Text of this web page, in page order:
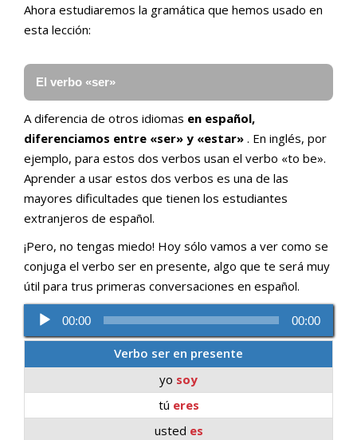
Ahora estudiaremos la gramática que hemos usado en
esta lección:
El verbo «ser»
A diferencia de otros idiomas en español,
diferenciamos entre «ser» y «estar» . En inglés, por
ejemplo, para estos dos verbos usan el verbo «to be».
Aprender a usar estos dos verbos es una de las
mayores dificultades que tienen los estudiantes
extranjeros de español.
¡Pero, no tengas miedo! Hoy sólo vamos a ver como se
conjuga el verbo ser en presente, algo que te será muy
útil para trus primeras conversaciones en español.
00:00 00:00
Verbo ser en presente
yo soy
tú eres
usted es